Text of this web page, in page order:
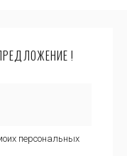
!
персональных